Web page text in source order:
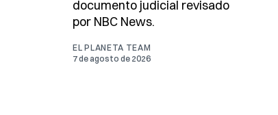
documento judicial revisado
por NBC News.
EL PLANETA TEAM
7 de agosto de 2026